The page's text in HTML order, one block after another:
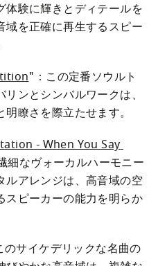
体験に輝きとディテールを
を正確に再生するスピー
"：この定番ソウルト
ンとシンバルワークは、
瞭さを際立たせます。
- When You Say
細なヴォーカルハーモニー
ルアレンジは、高音域の空
スピーカーの能力を明らか
のサイケデリックな名曲の